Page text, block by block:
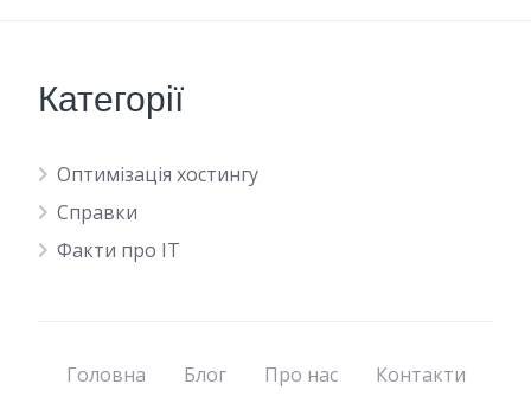
Категорії
Оптимізація хостингу
Справки
Факти про IT
Головна Блог Про нас Контакти